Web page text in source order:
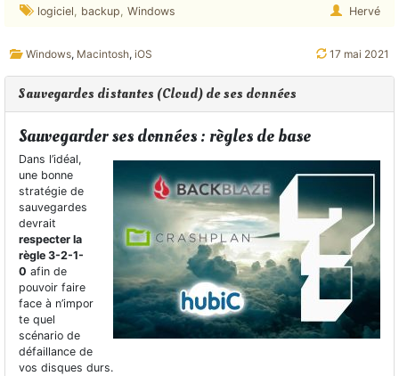
logiciel backup Windows Hervé
Windows, Macintosh, iOS 17 mai 2021
Sauvegardes distantes (Cloud) de ses données
Sauvegarder ses données : règles de base
Dans l’idéal,
une bonne
stratégie de
sauvegardes
devrait
respecter la
règle 3-2-1-
0 afin de
pouvoir faire
face à n’impor
te quel
scénario de
défaillance de
vos disques durs.